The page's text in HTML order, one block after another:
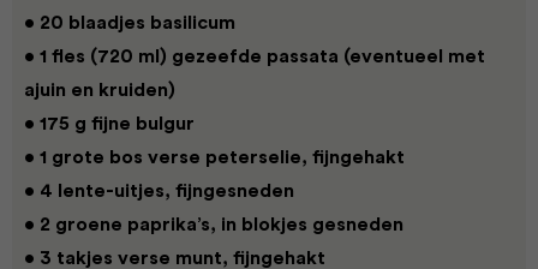
• 20 blaadjes basilicum
• 1 fles (720 ml) gezeefde passata (eventueel met
ajuin en kruiden)
• 175 g fijne bulgur
• 1 grote bos verse peterselie, fijngehakt
• 4 lente-uitjes, fijngesneden
• 2 groene paprika’s, in blokjes gesneden
• 3 takjes verse munt, fijngehakt